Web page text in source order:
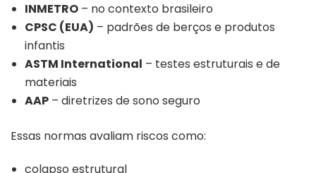
INMETRO – no contexto brasileiro
CPSC (EUA) – padrões de berços e produtos
infantis
ASTM International – testes estruturais e de
materiais
AAP – diretrizes de sono seguro
Essas normas avaliam riscos como:
colapso estrutural